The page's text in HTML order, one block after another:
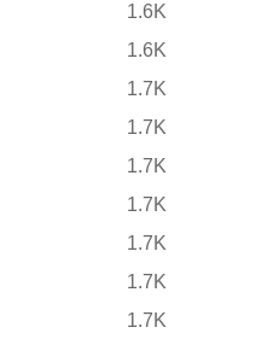
1.6K
1.6K
1.7K
1.7K
1.7K
1.7K
1.7K
1.7K
1.7K